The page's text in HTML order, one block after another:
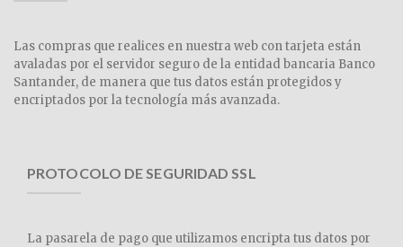
Las compras que realices en nuestra web con tarjeta están
avaladas por el servidor seguro de la entidad bancaria Banco
Santander, de manera que tus datos están protegidos y
encriptados por la tecnología más avanzada.
PROTOCOLO DE SEGURIDAD SSL
La pasarela de pago que utilizamos encripta tus datos por